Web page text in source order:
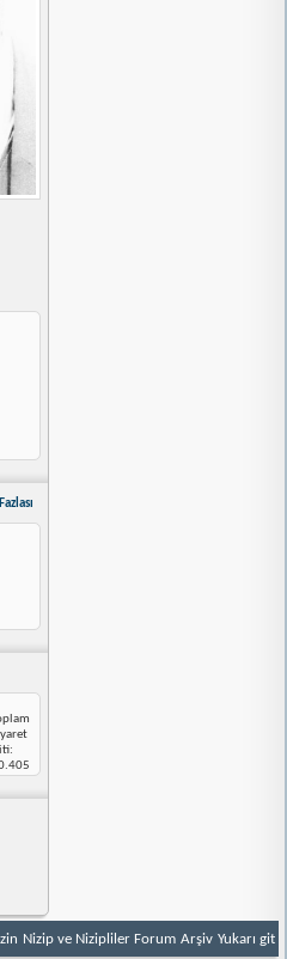
Fazlası
Nizip ve Nizipliler Forum Arşiv Yukarı git